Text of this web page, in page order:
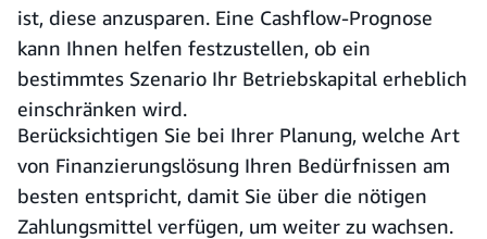
ist, diese anzusparen. Eine Cashflow-Prognose
kann Ihnen helfen festzustellen, ob ein
bestimmtes Szenario Ihr Betriebskapital erheblich
einschränken wird.
Berücksichtigen Sie bei Ihrer Planung, welche Art
von Finanzierungslösung Ihren Bedürfnissen am
besten entspricht, damit Sie über die nötigen
Zahlungsmittel verfügen, um weiter zu wachsen.